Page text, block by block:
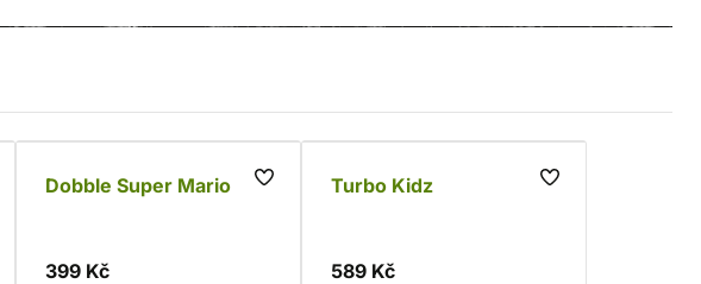
Dobble Super Mario
399 Kč
Turbo Kidz
589 Kč